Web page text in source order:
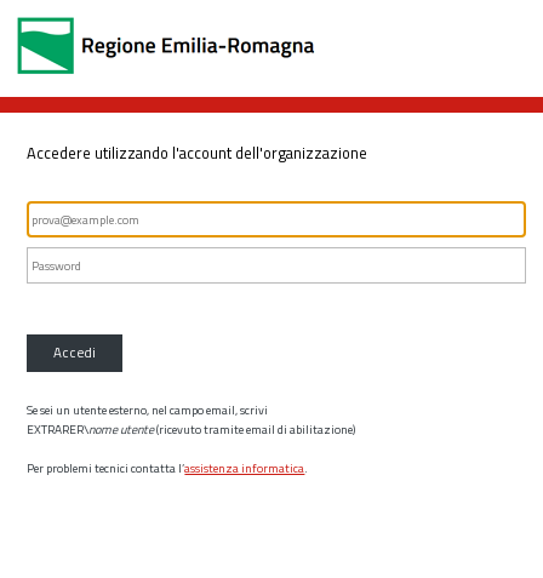
Accedere utilizzando l'account dell'organizzazione
Accedi
Se sei un utente esterno, nel campo email, scrivi
EXTRARER\nome utente(ricevuto tramite email di abilitazione)
Per problemi tecnici contatta l’assistenza informatica.